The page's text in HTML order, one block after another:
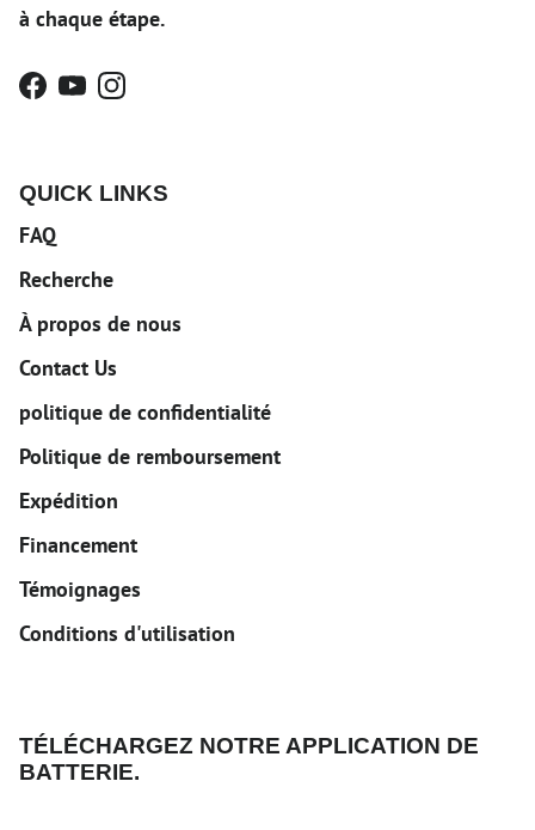
à chaque étape.
Facebook
YouTubeInstagram
QUICK LINKS
FAQ
Recherche
À propos de nous
Contact Us
politique de confidentialité
Politique de remboursement
Expédition
Financement
Témoignages
Conditions d'utilisation
TÉLÉCHARGEZ NOTRE APPLICATION DE
BATTERIE.